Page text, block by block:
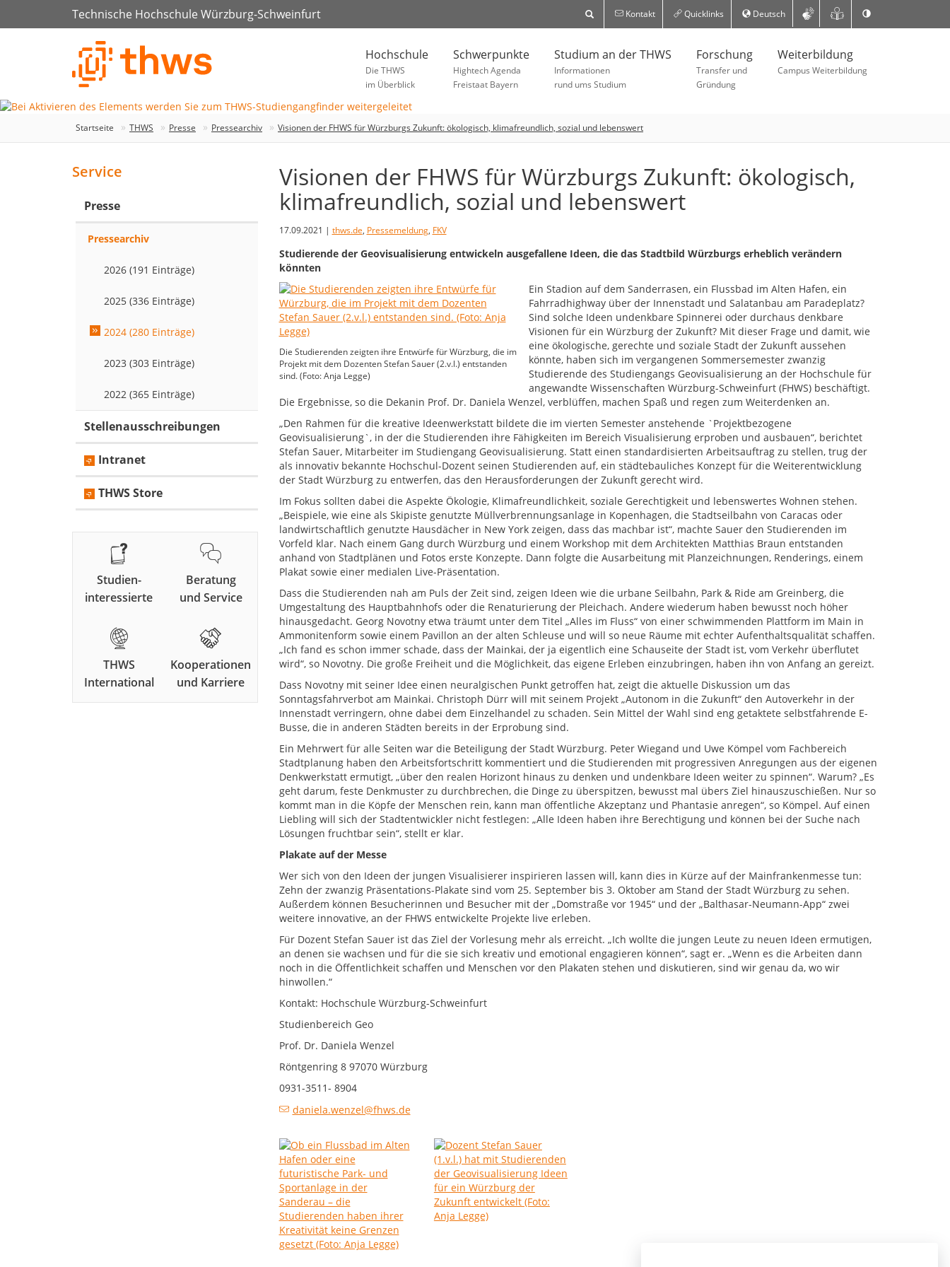
Technische Hochschule Würzburg-Schweinfurt Kontakt Quicklinks Deutsch
Hochschule
Die THWS
im Überblick
Schwerpunkte
Hightech Agenda
Freistaat Bayern
Studium an der THWS
Informationen
rund ums Studium
Forschung
Transfer und
Gründung
Weiterbildung
Campus Weiterbildung
Startseite THWS Presse Pressearchiv Visionen der FHWS für Würzburgs Zukunft: ökologisch, klimafreundlich, sozial und lebenswert
Visionen der FHWS für Würzburgs Zukunft: ökologisch,
klimafreundlich, sozial und lebenswert
17.09.2021 | thws.de, Pressemeldung, FKV
Studierende der Geovisualisierung entwickeln ausgefallene Ideen, die das Stadtbild Würzburgs erheblich verändern
könnten
Die Studierenden zeigten ihre Entwürfe für Würzburg, die im
Projekt mit dem Dozenten Stefan Sauer (2.v.l.) entstanden
sind. (Foto: Anja Legge)
Ein Stadion auf dem Sanderrasen, ein Flussbad im Alten Hafen, ein
Fahrradhighway über der Innenstadt und Salatanbau am Paradeplatz?
Sind solche Ideen undenkbare Spinnerei oder durchaus denkbare
Visionen für ein Würzburg der Zukunft? Mit dieser Frage und damit, wie
eine ökologische, gerechte und soziale Stadt der Zukunft aussehen
könnte, haben sich im vergangenen Sommersemester zwanzig
Studierende des Studiengangs Geovisualisierung an der Hochschule für
angewandte Wissenschaften Würzburg-Schweinfurt (FHWS) beschäftigt.
Die Ergebnisse, so die Dekanin Prof. Dr. Daniela Wenzel, verblüffen, machen Spaß und regen zum Weiterdenken an.
„Den Rahmen für die kreative Ideenwerkstatt bildete die im vierten Semester anstehende `Projektbezogene
Geovisualisierung`, in der die Studierenden ihre Fähigkeiten im Bereich Visualisierung erproben und ausbauen“, berichtet
Stefan Sauer, Mitarbeiter im Studiengang Geovisualisierung. Statt einen standardisierten Arbeitsauftrag zu stellen, trug der
als innovativ bekannte Hochschul-Dozent seinen Studierenden auf, ein städtebauliches Konzept für die Weiterentwicklung
der Stadt Würzburg zu entwerfen, das den Herausforderungen der Zukunft gerecht wird.
Im Fokus sollten dabei die Aspekte Ökologie, Klimafreundlichkeit, soziale Gerechtigkeit und lebenswertes Wohnen stehen.
„Beispiele, wie eine als Skipiste genutzte Müllverbrennungsanlage in Kopenhagen, die Stadtseilbahn von Caracas oder
landwirtschaftlich genutzte Hausdächer in New York zeigen, dass das machbar ist“, machte Sauer den Studierenden im
Vorfeld klar. Nach einem Gang durch Würzburg und einem Workshop mit dem Architekten Matthias Braun entstanden
anhand von Stadtplänen und Fotos erste Konzepte. Dann folgte die Ausarbeitung mit Planzeichnungen, Renderings, einem
Plakat sowie einer medialen Live-Präsentation.
Dass die Studierenden nah am Puls der Zeit sind, zeigen Ideen wie die urbane Seilbahn, Park & Ride am Greinberg, die
Umgestaltung des Hauptbahnhofs oder die Renaturierung der Pleichach. Andere wiederum haben bewusst noch höher
hinausgedacht. Georg Novotny etwa träumt unter dem Titel „Alles im Fluss“ von einer schwimmenden Plattform im Main in
Ammonitenform sowie einem Pavillon an der alten Schleuse und will so neue Räume mit echter Aufenthaltsqualität schaffen.
„Ich fand es schon immer schade, dass der Mainkai, der ja eigentlich eine Schauseite der Stadt ist, vom Verkehr überflutet
wird“, so Novotny. Die große Freiheit und die Möglichkeit, das eigene Erleben einzubringen, haben ihn von Anfang an gereizt.
Dass Novotny mit seiner Idee einen neuralgischen Punkt getroffen hat, zeigt die aktuelle Diskussion um das
Sonntagsfahrverbot am Mainkai. Christoph Dürr will mit seinem Projekt „Autonom in die Zukunft“ den Autoverkehr in der
Innenstadt verringern, ohne dabei dem Einzelhandel zu schaden. Sein Mittel der Wahl sind eng getaktete selbstfahrende E-
Busse, die in anderen Städten bereits in der Erprobung sind.
Ein Mehrwert für alle Seiten war die Beteiligung der Stadt Würzburg. Peter Wiegand und Uwe Kömpel vom Fachbereich
Stadtplanung haben den Arbeitsfortschritt kommentiert und die Studierenden mit progressiven Anregungen aus der eigenen
Denkwerkstatt ermutigt, „über den realen Horizont hinaus zu denken und undenkbare Ideen weiter zu spinnen“. Warum? „Es
geht darum, feste Denkmuster zu durchbrechen, die Dinge zu überspitzen, bewusst mal übers Ziel hinauszuschießen. Nur so
kommt man in die Köpfe der Menschen rein, kann man öffentliche Akzeptanz und Phantasie anregen“, so Kömpel. Auf einen
Liebling will sich der Stadtentwickler nicht festlegen: „Alle Ideen haben ihre Berechtigung und können bei der Suche nach
Lösungen fruchtbar sein“, stellt er klar.
Plakate auf der Messe
Wer sich von den Ideen der jungen Visualisierer inspirieren lassen will, kann dies in Kürze auf der Mainfrankenmesse tun:
Zehn der zwanzig Präsentations-Plakate sind vom 25. September bis 3. Oktober am Stand der Stadt Würzburg zu sehen.
Außerdem können Besucherinnen und Besucher mit der „Domstraße vor 1945“ und der „Balthasar-Neumann-App“ zwei
weitere innovative, an der FHWS entwickelte Projekte live erleben.
Für Dozent Stefan Sauer ist das Ziel der Vorlesung mehr als erreicht. „Ich wollte die jungen Leute zu neuen Ideen ermutigen,
an denen sie wachsen und für die sie sich kreativ und emotional engagieren können“, sagt er. „Wenn es die Arbeiten dann
noch in die Öffentlichkeit schaffen und Menschen vor den Plakaten stehen und diskutieren, sind wir genau da, wo wir
hinwollen.“
Kontakt: Hochschule Würzburg-Schweinfurt
Studienbereich Geo
Prof. Dr. Daniela Wenzel
Röntgenring 8 97070 Würzburg
0931-3511- 8904
daniela.wenzel@fhws.de
Service
Presse
Pressearchiv
2026 (191 Einträge)
2025 (336 Einträge)
2024 (280 Einträge)
2023 (303 Einträge)
2022 (365 Einträge)
Stellenausschreibungen
Intranet
THWS Store
Studien-
interessierte
Beratung
und Service
THWS
International
Kooperationen
und Karriere